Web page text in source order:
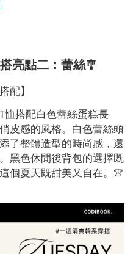
亮點二：蕾絲🎐
配】
恤搭配白色蕾絲蛋糕長
皮感的風格。白色蕾絲頭
了整體造型的時尚感，還
黑色休閒後背包的選擇既
個夏天既甜美又自在。👚